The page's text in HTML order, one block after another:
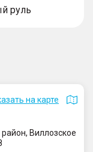
руль
на карте
Виллозское